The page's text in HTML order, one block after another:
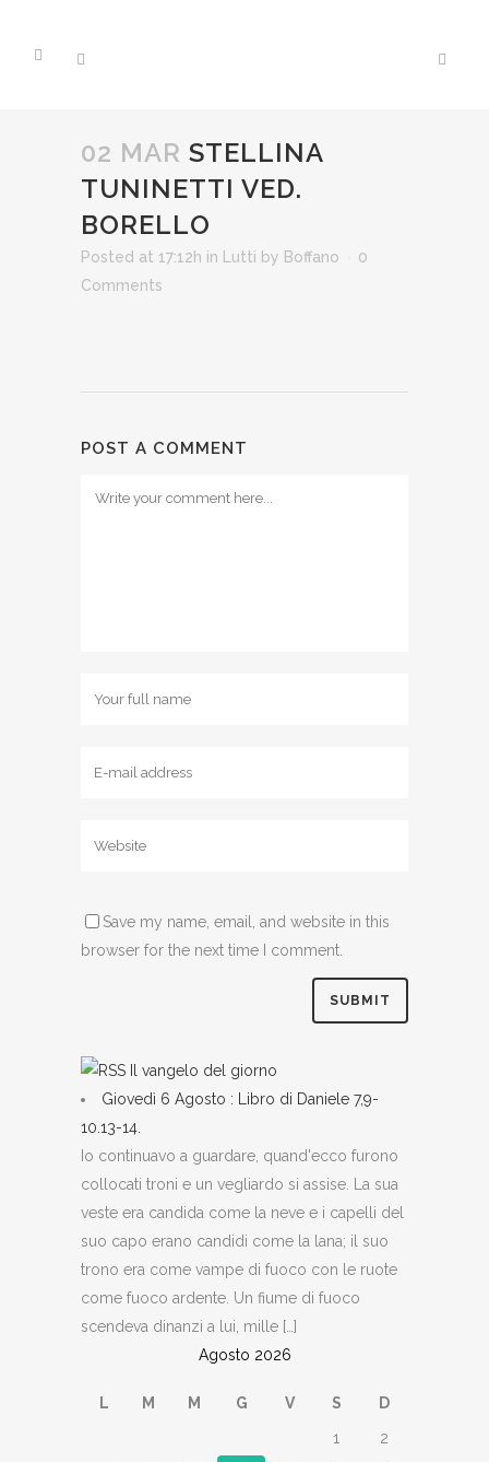
02 MAR STELLINA
TUNINETTI VED.
BORELLO
Posted at 17:12h in Lutti by Boffano
0
Comments
POST A COMMENT
Save my name, email, and website in this
browser for the next time I comment.
Il vangelo del giorno
Giovedì 6 Agosto : Libro di Daniele 7,9-
10.13-14.
Io continuavo a guardare, quand'ecco furono
collocati troni e un vegliardo si assise. La sua
veste era candida come la neve e i capelli del
suo capo erano candidi come la lana; il suo
trono era come vampe di fuoco con le ruote
come fuoco ardente. Un fiume di fuoco
scendeva dinanzi a lui, mille […]
Agosto 2026
L M M G V S
D
1
2